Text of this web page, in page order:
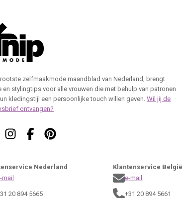
zelfmaakmode maandblad van Nederland, brengt
en stylingtips voor alle vrouwen die met behulp van patronen
kledingstijl een persoonlijke touch willen geven. Wil jij de
ontvangen?
Nederland
mail
20 894 5665
Klantenservice België
e-mail
+31 20 894 5661